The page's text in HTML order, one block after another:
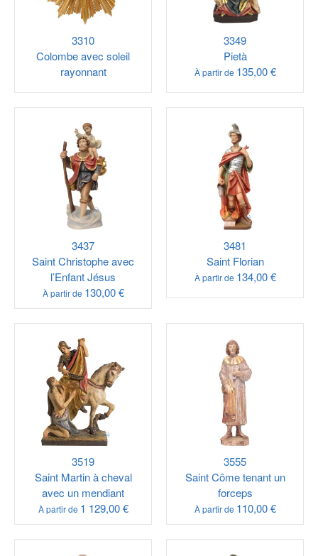
3310
Colombe avec soleil
rayonnant
3349
Pietà
À partir de 135,00 €
3437
Saint Christophe avec
l’Enfant Jésus
À partir de 130,00 €
3481
Saint Florian
À partir de 134,00 €
3519
Saint Martin à cheval
avec un mendiant
À partir de 1 129,00 €
3555
Saint Côme tenant un
forceps
À partir de 110,00 €